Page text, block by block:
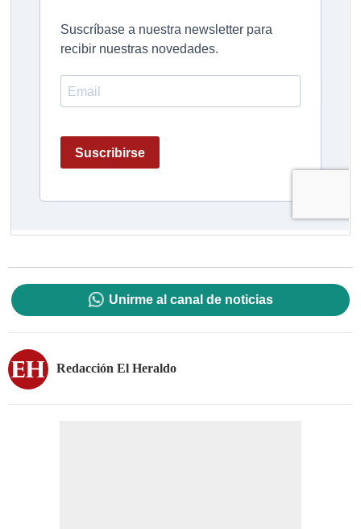
Unirme al canal de noticias
Redacción El Heraldo